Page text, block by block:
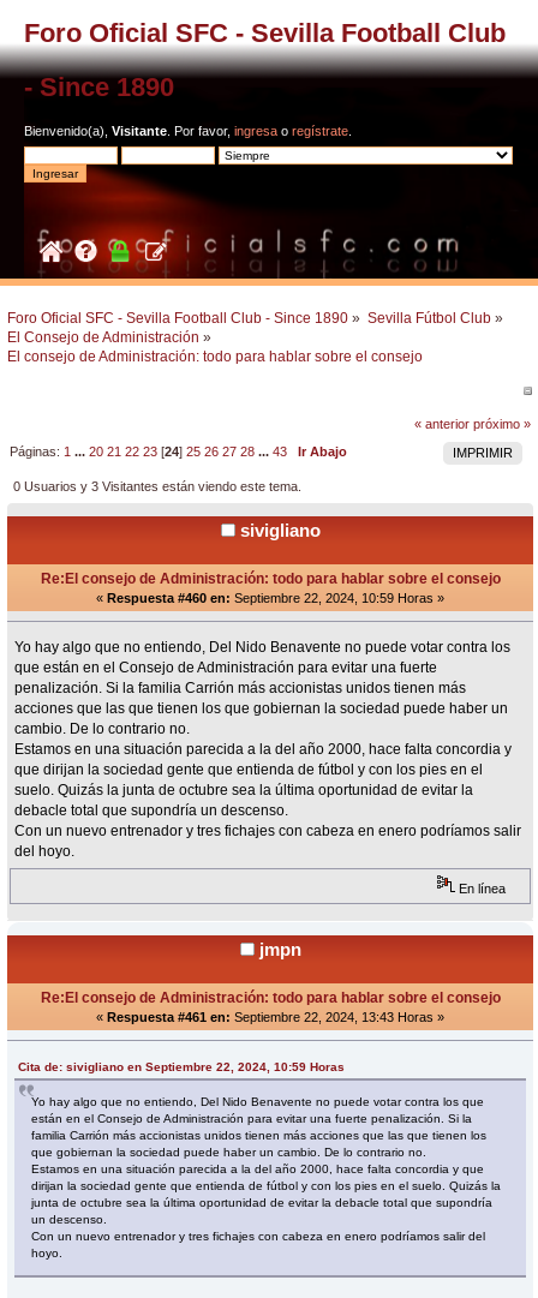
Foro Oficial SFC - Sevilla Football Club
- Since 1890
Bienvenido(a), Visitante . Por favor, ingresa o regístrate
Foro Oficial SFC - Sevilla Football Club - Since 1890 » Sevilla Fútbol Club »
El Consejo de Administración »
El consejo de Administración: todo para hablar sobre el consejo
« anterior próximo »
IMPRIMIR
Páginas: 1 ...20 21 22 23 [24]25 26 27 28 ...43 Ir Abajo
0 Usuarios y 3 Visitantes están viendo este tema.
sivigliano
Re:El consejo de Administración: todo para hablar sobre el consejo
« Respuesta #460 en: Septiembre 22, 2024, 10:59 Horas »
Yo hay algo que no entiendo, Del Nido Benavente no puede votar contra los
que están en el Consejo de Administración para evitar una fuerte
penalización. Si la familia Carrión más accionistas unidos tienen más
acciones que las que tienen los que gobiernan la sociedad puede haber un
cambio. De lo contrario no.
Estamos en una situación parecida a la del año 2000, hace falta concordia y
que dirijan la sociedad gente que entienda de fútbol y con los pies en el
suelo. Quizás la junta de octubre sea la última oportunidad de evitar la
debacle total que supondría un descenso.
Con un nuevo entrenador y tres fichajes con cabeza en enero podríamos salir
del hoyo.
En línea
jmpn
Re:El consejo de Administración: todo para hablar sobre el consejo
« Respuesta #461 en: Septiembre 22, 2024, 13:43 Horas »
Cita de: sivigliano en Septiembre 22, 2024, 10:59 Horas
Yo hay algo que no entiendo, Del Nido Benavente no puede votar contra los que
están en el Consejo de Administración para evitar una fuerte penalización. Si la
familia Carrión más accionistas unidos tienen más acciones que las que tienen los
que gobiernan la sociedad puede haber un cambio. De lo contrario no.
Estamos en una situación parecida a la del año 2000, hace falta concordia y que
dirijan la sociedad gente que entienda de fútbol y con los pies en el suelo. Quizás la
junta de octubre sea la última oportunidad de evitar la debacle total que supondría
un descenso.
Con un nuevo entrenador y tres fichajes con cabeza en enero podríamos salir del
hoyo.